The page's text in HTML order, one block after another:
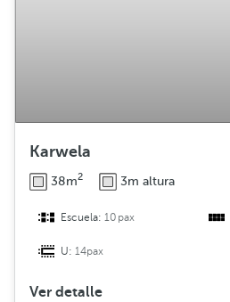
Karwela
38m2 3m altura
Escuela:10pax
U:14pax
Ver detalle